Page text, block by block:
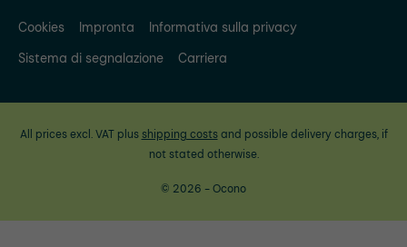
Cookies Impronta
Informativa sulla privacy
Sistema di segnalazione
Carriera
All prices excl. VAT plus shipping costsand possible delivery charges, if
not stated otherwise.
© 2026 - Ocono